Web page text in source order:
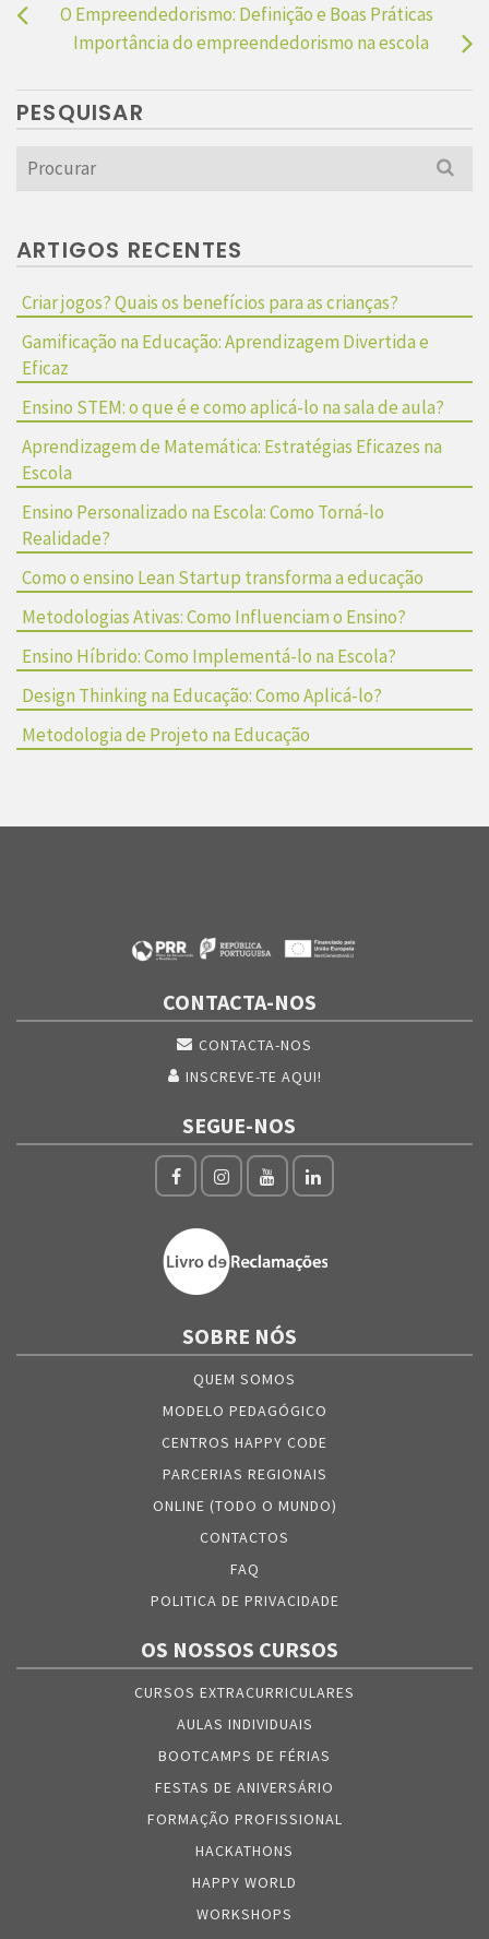
O Empreendedorismo: Definição e Boas Práticas
Importância do empreendedorismo na escola
PESQUISAR
Search
for:
ARTIGOS RECENTES
Criar jogos? Quais os benefícios para as crianças?
Gamificação na Educação: Aprendizagem Divertida e
Eficaz
Ensino STEM: o que é e como aplicá-lo na sala de aula?
Aprendizagem de Matemática: Estratégias Eficazes na
Escola
Ensino Personalizado na Escola: Como Torná-lo
Realidade?
Como o ensino Lean Startup transforma a educação
Metodologias Ativas: Como Influenciam o Ensino?
Ensino Híbrido: Como Implementá-lo na Escola?
Design Thinking na Educação: Como Aplicá-lo?
Metodologia de Projeto na Educação
CONTACTA-NOS
CONTACTA-NOS
INSCREVE-TE AQUI!
SEGUE-NOS
SOBRE NÓS
QUEM SOMOS
MODELO PEDAGÓGICO
CENTROS HAPPY CODE
PARCERIAS REGIONAIS
ONLINE (TODO O MUNDO)
CONTACTOS
FAQ
POLITICA DE PRIVACIDADE
OS NOSSOS CURSOS
CURSOS EXTRACURRICULARES
AULAS INDIVIDUAIS
BOOTCAMPS DE FÉRIAS
FESTAS DE ANIVERSÁRIO
FORMAÇÃO PROFISSIONAL
HACKATHONS
HAPPY WORLD
WORKSHOPS